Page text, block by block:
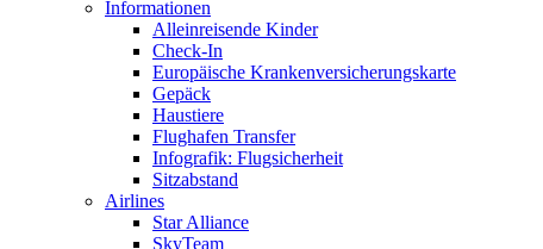
Informationen
Alleinreisende Kinder
Check-In
Europäische Krankenversicherungskarte
Gepäck
Haustiere
Flughafen Transfer
Infografik: Flugsicherheit
Sitzabstand
Airlines
Star Alliance
SkyTeam